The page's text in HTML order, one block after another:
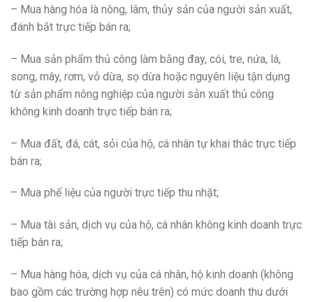
– Mua hàng hóa là nông, lâm, thủy sản của người sản xuất,
đánh bắt trực tiếp bán ra;
– Mua sản phẩm thủ công làm bằng đay, cói, tre, nứa, lá,
song, mây, rơm, vỏ dừa, sọ dừa hoặc nguyên liệu tận dụng
từ sản phẩm nông nghiệp của người sản xuất thủ công
không kinh doanh trực tiếp bán ra;
– Mua đất, đá, cát, sỏi của hộ, cá nhân tự khai thác trực tiếp
bán ra;
– Mua phế liệu của người trực tiếp thu nhặt;
– Mua tài sản, dịch vụ của hộ, cá nhân không kinh doanh trực
tiếp bán ra;
– Mua hàng hóa, dịch vụ của cá nhân, hộ kinh doanh (không
bao gồm các trường hợp nêu trên) có mức doanh thu dưới